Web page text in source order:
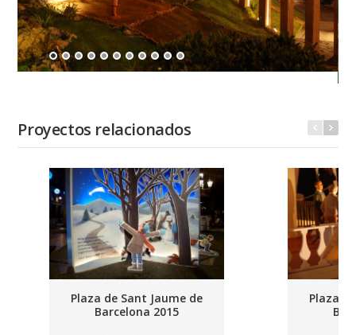
Proyectos relacionados
Plaza de Sant Jaume de
Barcelona 2015
Plaza